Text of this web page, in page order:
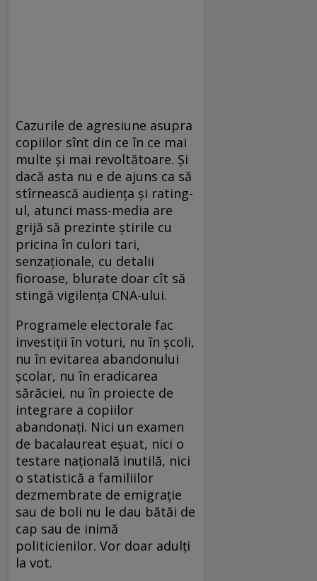
Cazurile de agresiune asupra
copiilor sînt din ce în ce mai
multe și mai revoltătoare. Și
dacă asta nu e de ajuns ca să
stîrnească audiența și rating-
ul, atunci mass-media are
grijă să prezinte știrile cu
pricina în culori tari,
senzaționale, cu detalii
fioroase, blurate doar cît să
stingă vigilența CNA-ului.
Programele electorale fac
investiții în voturi, nu în școli,
nu în evitarea abandonului
școlar, nu în eradicarea
sărăciei, nu în proiecte de
integrare a copiilor
abandonați. Nici un examen
de bacalaureat eșuat, nici o
testare națională inutilă, nici
o statistică a familiilor
dezmembrate de emigrație
sau de boli nu le dau bătăi de
cap sau de inimă
politicienilor. Vor doar adulți
la vot.